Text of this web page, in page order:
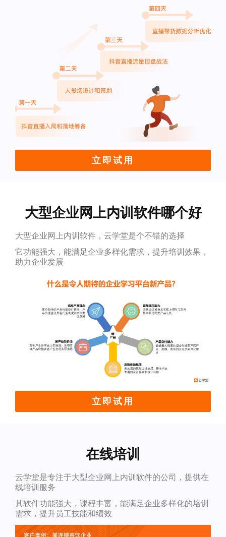
立即试用
大型企业网上内训软件哪个好
大型企业网上内训软件，云学堂是个不错的选择
它功能强大，能满足企业多样化需求，提升培训效果，
助力企业发展
立即试用
在线培训
云学堂是专注于大型企业网上内训软件的公司，提供在
线培训服务
其软件功能强大，课程丰富，能满足企业多样化的培训
需求，提升员工技能和绩效